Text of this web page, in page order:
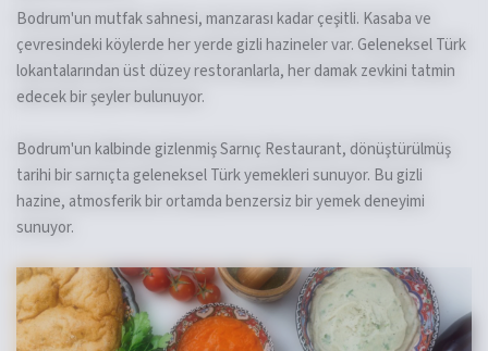
Bodrum'un mutfak sahnesi, manzarası kadar çeşitli. Kasaba ve
çevresindeki köylerde her yerde gizli hazineler var. Geleneksel Türk
lokantalarından üst düzey restoranlarla, her damak zevkini tatmin
edecek bir şeyler bulunuyor.
Bodrum'un kalbinde gizlenmiş Sarnıç Restaurant, dönüştürülmüş
tarihi bir sarnıçta geleneksel Türk yemekleri sunuyor. Bu gizli
hazine, atmosferik bir ortamda benzersiz bir yemek deneyimi
sunuyor.